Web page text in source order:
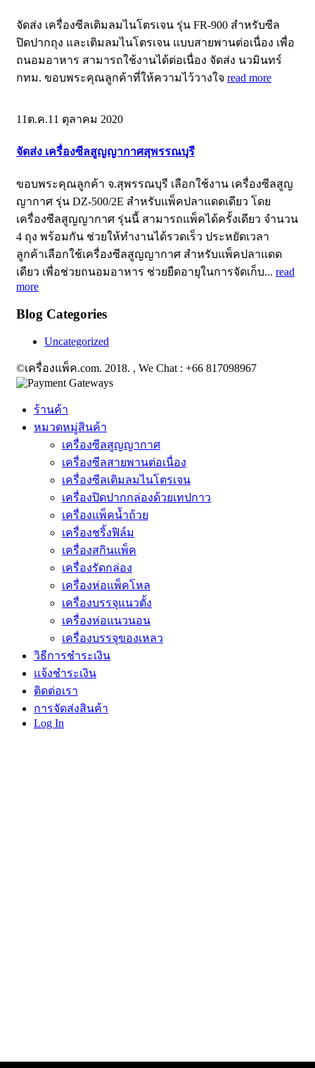
จัดส่ง เครื่องซีลเติมลมไนโตรเจน รุ่น FR-900 สำหรับซีล
ปิดปากถุง และเติมลมไนโตรเจน แบบสายพานต่อเนื่อง เพื่อ
ถนอมอาหาร สามารถใช้งานได้ต่อเนื่อง จัดส่ง นวมินทร์
กทม. ขอบพระคุณลูกค้าที่ให้ความไว้วางใจ read more
11 ต.ค.11 ตุลาคม 2020
จัดส่ง เครื่องซีลสูญญากาศสุพรรณบุรี
ขอบพระคุณลูกค้า จ.สุพรรณบุรี เลือกใช้งาน เครื่องซีลสูญ
ญากาศ รุ่น DZ-500/2E สำหรับแพ็คปลาแดดเดียว โดย
เครื่องซีลสูญญากาศ รุ่นนี้ สามารถแพ็คได้ครั้งเดียว จำนวน
4 ถุง พร้อมกัน ช่วยให้ทำงานได้รวดเร็ว ประหยัดเวลา
ลูกค้าเลือกใช้เครื่องซีลสูญญากาศ สำหรับแพ็คปลาแดด
เดียว เพื่อช่วยถนอมอาหาร ช่วยยืดอายุในการจัดเก็บ... read
more
Blog Categories
Uncategorized
©เครื่องแพ็ค.com. 2018. , We Chat : +66 817098967
ร้านค้า
หมวดหมู่สินค้า
เครื่องซีลสูญญากาศ
เครื่องซีลสายพานต่อเนื่อง
เครื่องซีลเติมลมไนโตรเจน
เครื่องปิดปากกล่องด้วยเทปกาว
เครื่องแพ็คน้ำถ้วย
เครื่องชริ้งฟิล์ม
เครื่องสกินแพ็ค
เครื่องรัดกล่อง
เครื่องห่อแพ็คโหล
เครื่องบรรจุแนวตั้ง
เครื่องห่อแนวนอน
เครื่องบรรจุของเหลว
วิธีการชำระเงิน
แจ้งชำระเงิน
ติดต่อเรา
การจัดส่งสินค้า
Log In